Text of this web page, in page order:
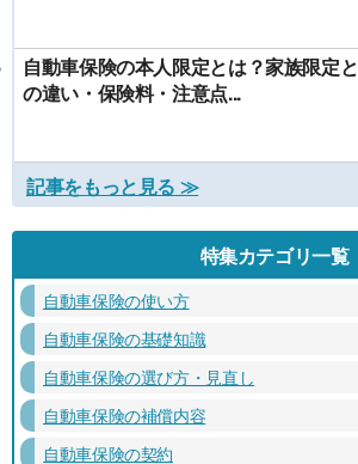
自動車保険の本人限定とは？家族限定と
の違い・保険料・注意点...
記事をもっと見る ≫
特集カテゴリ一覧
自動車保険の使い方
自動車保険の基礎知識
自動車保険の選び方・見直し
自動車保険の補償内容
自動車保険の契約